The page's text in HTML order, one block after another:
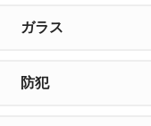
ガラス
防犯